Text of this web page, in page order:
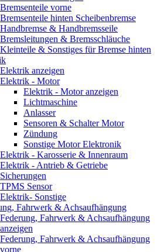
Bremsenteile vorne
Bremsenteile hinten Scheibenbremse
Handbremse & Handbremsseile
Bremsleitungen & Bremsschläuche
Kleinteile & Sonstiges für Bremse hinten
Elektrik anzeigen
Elektrik - Motor
Elektrik - Motor anzeigen
Lichtmaschine
Anlasser
Sensoren & Schalter Motor
Zündung
Sonstige Motor Elektronik
Elektrik - Karosserie & Innenraum
Elektrik - Antrieb & Getriebe
Sicherungen
TPMS Sensor
Elektrik- Sonstige
Fahrwerk & Achsaufhängung
Federung, Fahrwerk & Achsaufhängung
anzeigen
Federung, Fahrwerk & Achsaufhängung
vorne